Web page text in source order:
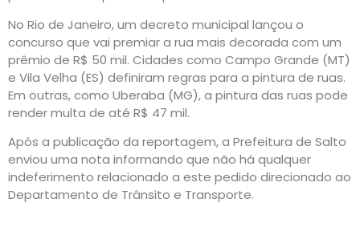
No Rio de Janeiro, um decreto municipal lançou o
concurso que vai premiar a rua mais decorada com um
prêmio de R$ 50 mil. Cidades como Campo Grande (MT)
e Vila Velha (ES) definiram regras para a pintura de ruas.
Em outras, como Uberaba (MG), a pintura das ruas pode
render multa de até R$ 47 mil.
Após a publicação da reportagem, a Prefeitura de Salto
enviou uma nota informando que não há qualquer
indeferimento relacionado a este pedido direcionado ao
Departamento de Trânsito e Transporte.